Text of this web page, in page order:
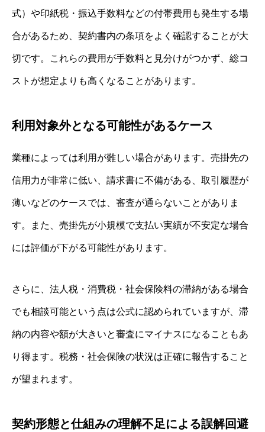
式）や印紙税・振込手数料などの付帯費用も発生する場
合があるため、契約書内の条項をよく確認することが大
切です。これらの費用が手数料と見分けがつかず、総コ
ストが想定よりも高くなることがあります。
利用対象外となる可能性があるケース
業種によっては利用が難しい場合があります。売掛先の
信用力が非常に低い、請求書に不備がある、取引履歴が
薄いなどのケースでは、審査が通らないことがありま
す。また、売掛先が小規模で支払い実績が不安定な場合
には評価が下がる可能性があります。
さらに、法人税・消費税・社会保険料の滞納がある場合
でも相談可能という点は公式に認められていますが、滞
納の内容や額が大きいと審査にマイナスになることもあ
り得ます。税務・社会保険の状況は正確に報告すること
が望まれます。
契約形態と仕組みの理解不足による誤解回避